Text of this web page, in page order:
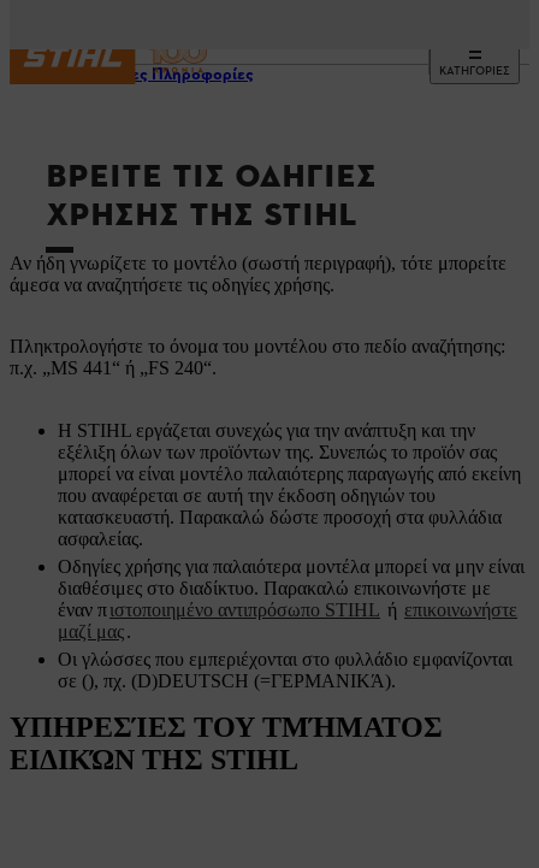
ΚΑΤΗΓΟΡΙΕΣ
Χρήσιμες Πληροφορίες
ΒΡΕΊΤΕ ΤΙΣ ΟΔΗΓΊΕΣ
ΧΡΉΣΗΣ ΤΗΣ STIHL
Αν ήδη γνωρίζετε το μοντέλο (σωστή περιγραφή), τότε μπορείτε
άμεσα να αναζητήσετε τις οδηγίες χρήσης.
Πληκτρολογήστε το όνομα του μοντέλου στο πεδίο αναζήτησης:
π.χ. „MS 441“ ή „FS 240“.
Η STIHL εργάζεται συνεχώς για την ανάπτυξη και την
εξέλιξη όλων των προϊόντων της. Συνεπώς το προϊόν σας
μπορεί να είναι μοντέλο παλαιότερης παραγωγής από εκείνη
που αναφέρεται σε αυτή την έκδοση οδηγιών του
κατασκευαστή. Παρακαλώ δώστε προσοχή στα φυλλάδια
ασφαλείας.
Οδηγίες χρήσης για παλαιότερα μοντέλα μπορεί να μην είναι
διαθέσιμες στο διαδίκτυο. Παρακαλώ επικοινωνήστε με
έναν πιστοποιημένο αντιπρόσωπο STIHL ή επικοινωνήστε
μαζί μας.
Οι γλώσσες που εμπεριέχονται στο φυλλάδιο εμφανίζονται
σε (), πχ. (D)DEUTSCH (=ΓΕΡΜΑΝΙΚΆ).
ΥΠΗΡΕΣΊΕΣ ΤΟΥ ΤΜΉΜΑΤΟΣ
ΕΙΔΙΚΏΝ ΤΗΣ STIHL